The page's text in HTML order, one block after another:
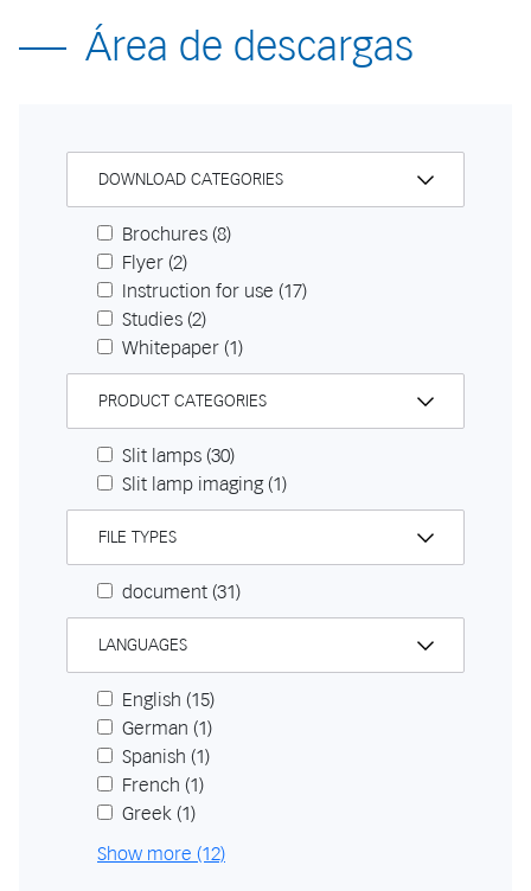
Área de descargas
DOWNLOAD CATEGORIES
Brochures (8)
Flyer (2)
Instruction for use (17)
Studies (2)
Whitepaper (1)
PRODUCT CATEGORIES
Slit lamps (30)
Slit lamp imaging(1)
FILE TYPES
document (31)
LANGUAGES
English (15)
German (1)
Spanish (1)
French (1)
Greek (1)
Show more (12)